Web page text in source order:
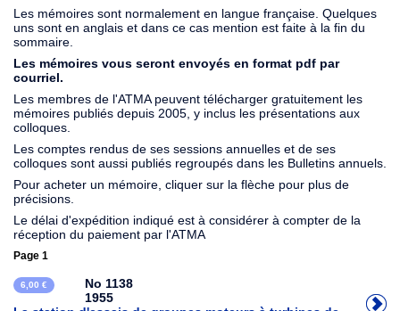
Les mémoires sont normalement en langue française. Quelques
uns sont en anglais et dans ce cas mention est faite à la fin du
sommaire.
Les mémoires vous seront envoyés en format pdf par
courriel.
Les membres de l'ATMA peuvent télécharger gratuitement les
mémoires publiés depuis 2005, y inclus les présentations aux
colloques.
Les comptes rendus de ses sessions annuelles et de ses
colloques sont aussi publiés regroupés dans les Bulletins annuels.
Pour acheter un mémoire, cliquer sur la flèche pour plus de
précisions.
Le délai d'expédition indiqué est à considérer à compter de la
réception du paiement par l'ATMA
Page 1
6,00 €
No 1138
1955